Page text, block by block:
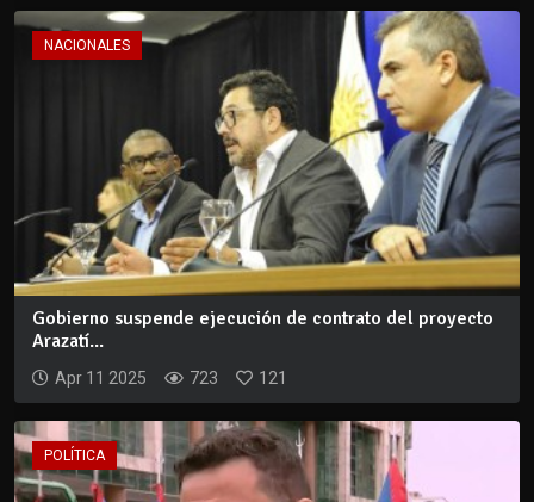
NACIONALES
Gobierno suspende ejecución de contrato del proyecto
Arazatí...
Apr 11 2025 723 121
POLÍTICA